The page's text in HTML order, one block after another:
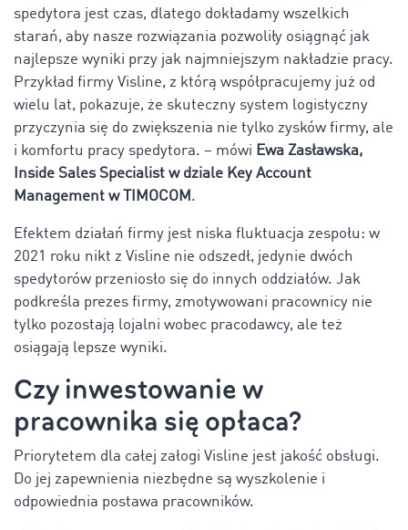
spedytora jest czas, dlatego dokładamy wszelkich
starań, aby nasze rozwiązania pozwoliły osiągnąć jak
najlepsze wyniki przy jak najmniejszym nakładzie pracy.
Przykład firmy Visline, z którą współpracujemy już od
wielu lat, pokazuje, że skuteczny system logistyczny
przyczynia się do zwiększenia nie tylko zysków firmy, ale
i komfortu pracy spedytora. – mówi Ewa Zasławska,
Inside Sales Specialist w dziale Key Account
Management w TIMOCOM .
Efektem działań firmy jest niska fluktuacja zespołu: w
2021 roku nikt z Visline nie odszedł, jedynie dwóch
spedytorów przeniosło się do innych oddziałów. Jak
podkreśla prezes firmy, zmotywowani pracownicy nie
tylko pozostają lojalni wobec pracodawcy, ale też
osiągają lepsze wyniki.
Czy inwestowanie w
pracownika się opłaca?
Priorytetem dla całej załogi Visline jest jakość obsługi.
Do jej zapewnienia niezbędne są wyszkolenie i
odpowiednia postawa pracowników.